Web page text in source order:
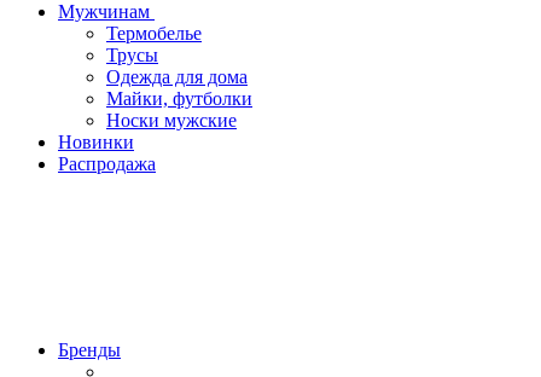
Мужчинам
Термобелье
Трусы
Одежда для дома
Майки, футболки
Носки мужские
Новинки
Распродажа
Бренды